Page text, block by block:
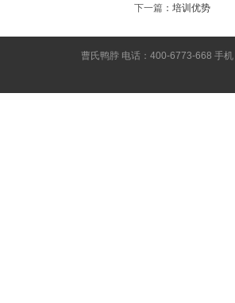
下一篇 ： 培训优势
曹氏鸭脖 电话：400-6773-668 手